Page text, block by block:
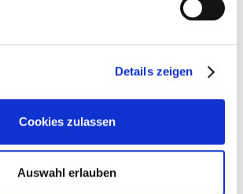
Details zeigen
Cookies zulassen
Auswahl erlauben
ich meine Fragen während
mit aktiviertem Mikrofon zu Wort
im Chat Ihre Fragen einsenden. Bei
unserer monatlichen